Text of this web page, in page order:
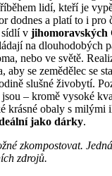
lidí, kteří je
dodnes a platí to i pro
v jihomoravských
na dlouhodobých
nebo ve světě.
aby se zemědělec se
slušné živobytí.
– kromě vysoké
krásné obaly s milými
jako dárky.
zkompostovat.
zdrojů.